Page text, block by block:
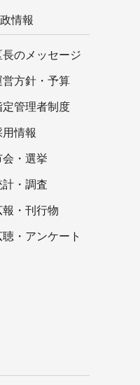
情報
長のメッセージ
営方針・予算
定管理者制度
用情報
会・選挙
計・調査
報・刊行物
聴・アンケート